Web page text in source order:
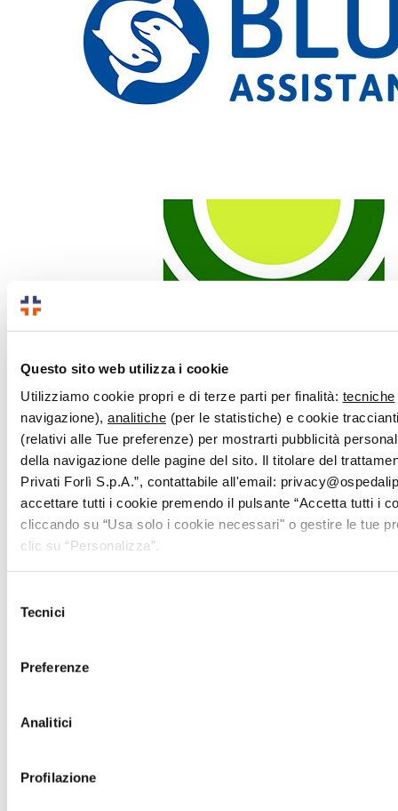
Questo sito web utilizza i cookie
Utilizziamo cookie propri e di terze parti per finalità: tecniche
navigazione), analitiche (per le statistiche) e cookie
(relativi alle Tue preferenze) per mostrarti pubblicità
della navigazione delle pagine del sito. Il titolare del
Privati Forlì S.p.A.”, contattabile all'email:
accettare tutti i cookie premendo il pulsante “Accetta tutti i
cliccando su “Usa solo i cookie necessari" o gestire le tue
clic su “Personalizza”.
delTecnici
Preferenze
Analitici
Profilazione